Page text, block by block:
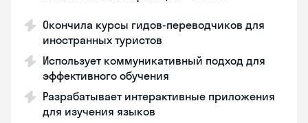
Окончила курсы гидов-переводчиков для
иностранных туристов
Использует коммуникативный подход для
эффективного обучения
Разрабатывает интерактивные приложения
для изучения языков